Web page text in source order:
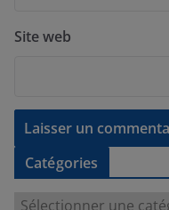
Site web
Catégories